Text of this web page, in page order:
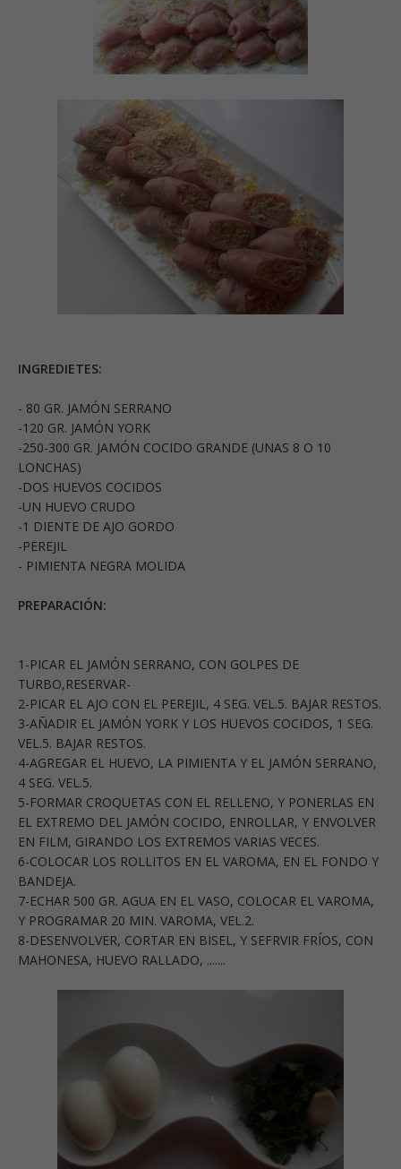
INGREDIETES:
- 80 GR. JAMÓN SERRANO
-120 GR. JAMÓN YORK
-250-300 GR. JAMÓN COCIDO GRANDE (UNAS 8 O 10
LONCHAS)
-DOS HUEVOS COCIDOS
-UN HUEVO CRUDO
-1 DIENTE DE AJO GORDO
-PEREJIL
- PIMIENTA NEGRA MOLIDA
PREPARACIÓN:
1-PICAR EL JAMÓN SERRANO, CON GOLPES DE
TURBO,RESERVAR-
2-PICAR EL AJO CON EL PEREJIL, 4 SEG. VEL.5. BAJAR RESTOS.
3-AÑADIR EL JAMÓN YORK Y LOS HUEVOS COCIDOS, 1 SEG.
VEL.5. BAJAR RESTOS.
4-AGREGAR EL HUEVO, LA PIMIENTA Y EL JAMÓN SERRANO,
4 SEG. VEL.5.
5-FORMAR CROQUETAS CON EL RELLENO, Y PONERLAS EN
EL EXTREMO DEL JAMÓN COCIDO, ENROLLAR, Y ENVOLVER
EN FILM, GIRANDO LOS EXTREMOS VARIAS VECES.
6-COLOCAR LOS ROLLITOS EN EL VAROMA, EN EL FONDO Y
BANDEJA.
7-ECHAR 500 GR. AGUA EN EL VASO, COLOCAR EL VAROMA,
Y PROGRAMAR 20 MIN. VAROMA, VEL.2.
8-DESENVOLVER, CORTAR EN BISEL, Y SEFRVIR FRÍOS, CON
MAHONESA, HUEVO RALLADO, .......